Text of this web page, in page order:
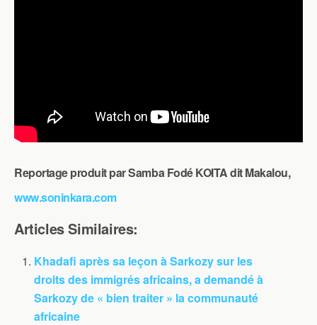
Reportage produit par Samba Fodé KOITA dit Makalou,
www.soninkara.com
Articles Similaires:
Khadafi après sa leçon à Sarkozy sur les
droits des immigrés africains, a demandé à
Sarkozy de « bien traiter » la communauté
africaine